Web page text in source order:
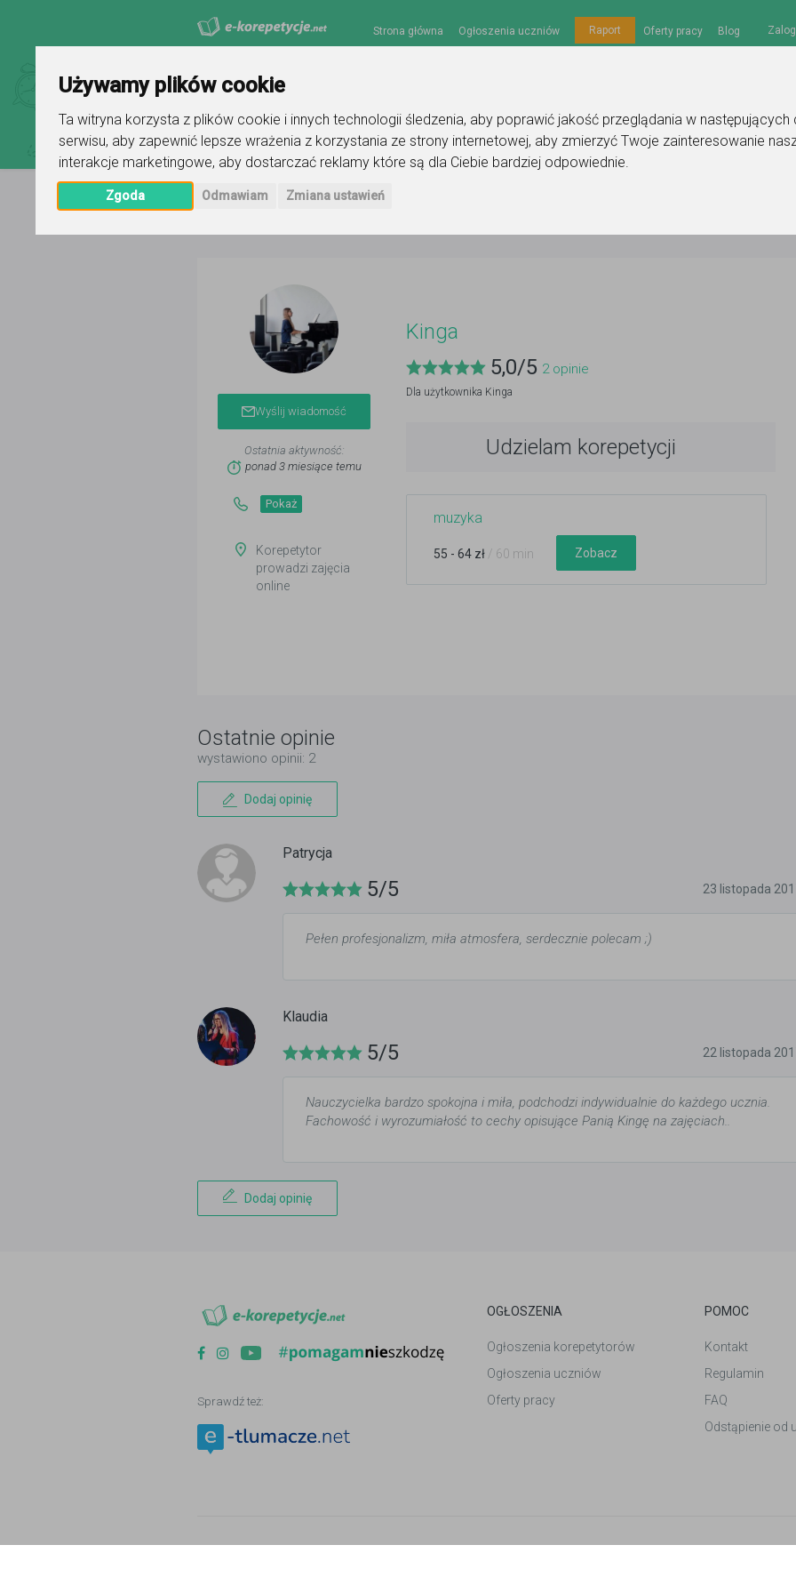
Używamy plików cookie
Ta witryna korzysta z plików cookie i innych technologii śledzenia, aby poprawić jakość przeglądania w następujących
serwisu, aby zapewnić lepsze wrażenia z korzystania ze strony internetowej, aby zmierzyć Twoje zainteresowanie
interakcje marketingowe, aby dostarczać reklamy które są dla Ciebie bardziej odpowiednie.
Zgoda Odmawiam Zmiana ustawień
Strona główna Ogłoszenia uczniów Raport Oferty pracy Blog
Wyślij wiadomość
Ostatnia aktywność:
ponad 3 miesiące temu
Pokaż
Korepetytor
prowadzi zajęcia
online
Kinga
5,0/5 2opinie
Dla użytkownika Kinga
Udzielam korepetycji
muzyka
55 - 64 zł / 60 min Zobacz
Ostatnie opinie
wystawiono opinii: 2
Dodaj opinię
Patrycja
5/5 23 listopada
Pełen profesjonalizm, miła atmosfera, serdecznie polecam ;)
Klaudia
5/5 22 listopada
Nauczycielka bardzo spokojna i miła, podchodzi indywidualnie do każdego ucznia.
Fachowość i wyrozumiałość to cechy opisujące Panią Kingę na zajęciach..
Dodaj opinię
Sprawdź też:
OGŁOSZENIA
Ogłoszenia korepetytorów
Ogłoszenia uczniów
Oferty pracy
POMOC
Kontakt
Regulamin
FAQ
Odstąpienie od